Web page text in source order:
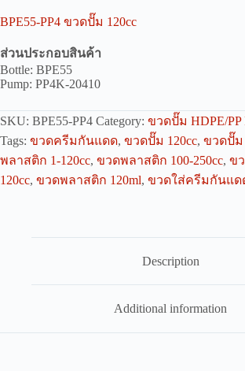
BPE55-PP4 ขวดปั๊ม 120cc
ส่วนประกอบสินค้า
Bottle: BPE55
Pump: PP4K-20410
SKU: BPE55-PP4 Category: ขวดปั๊ม HDPE/PP
Tags: ขวดครีมกันแดด, ขวดปั๊ม 120cc, ขวดปั๊ม
พลาสติก 1-120cc, ขวดพลาสติก 100-250cc, ข
120cc, ขวดพลาสติก 120ml, ขวดใส่ครีมกันแด
Description
Additional information